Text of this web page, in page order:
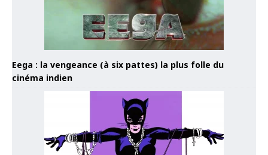
Eega : la vengeance (à six pattes) la plus folle du
cinéma indien